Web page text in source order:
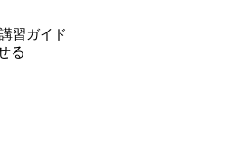
習ガイド
る